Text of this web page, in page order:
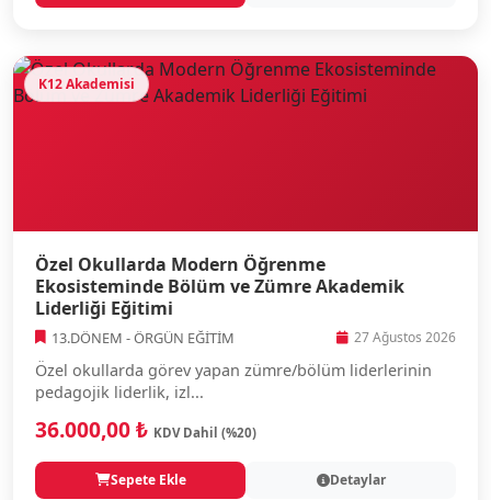
K12 Akademisi
Özel Okullarda Modern Öğrenme
Ekosisteminde Bölüm ve Zümre Akademik
Liderliği Eğitimi
13.DÖNEM - ÖRGÜN EĞİTİM 27 Ağustos 2026
Özel okullarda görev yapan zümre/bölüm liderlerinin
pedagojik liderlik, izl...
36.000,00 ₺ KDV Dahil (%20)
Sepete Ekle Detaylar